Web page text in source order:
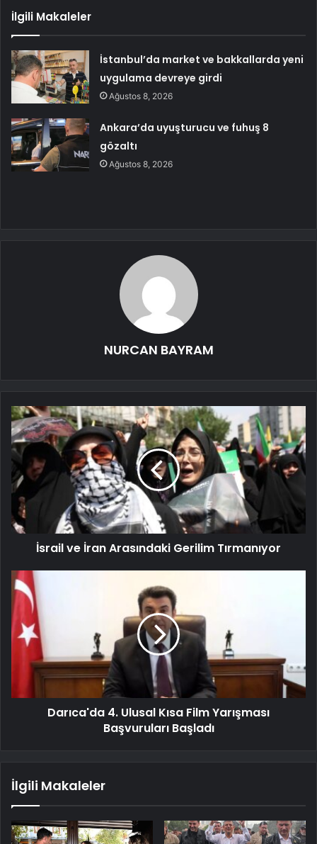
İlgili Makaleler
İstanbul’da market ve bakkallarda yeni
uygulama devreye girdi
Ağustos 8, 2026
Ankara’da uyuşturucu ve fuhuş 8
gözaltı
Ağustos 8, 2026
NURCAN BAYRAM
İsrail ve İran Arasındaki Gerilim Tırmanıyor
Darıca'da 4. Ulusal Kısa Film Yarışması
Başvuruları Başladı
İlgili Makaleler